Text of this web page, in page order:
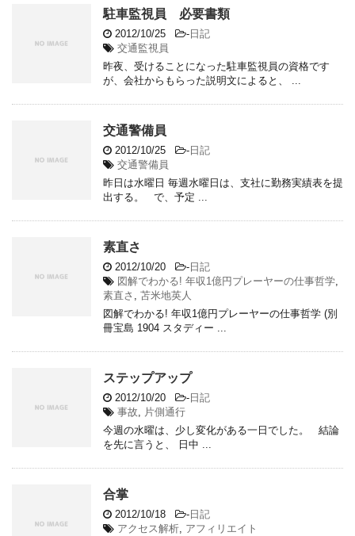
駐車監視員 必要書類
2012/10/25 - 日記
交通監視員
昨夜、受けることになった駐車監視員の資格です
が、会社からもらった説明文によると、 ...
交通警備員
2012/10/25 - 日記
交通警備員
昨日は水曜日 毎週水曜日は、支社に勤務実績表を提
出する。 で、予定 ...
素直さ
2012/10/20 - 日記
図解でわかる! 年収1億円プレーヤーの仕事哲学,
素直さ , 苫米地英人
図解でわかる! 年収1億円プレーヤーの仕事哲学 (別
冊宝島 1904 スタディー ...
ステップアップ
2012/10/20 - 日記
事故, 片側通行
今週の水曜は、少し変化がある一日でした。 結論
を先に言うと、 日中 ...
合掌
2012/10/18 - 日記
アクセス解析, アフィリエイト